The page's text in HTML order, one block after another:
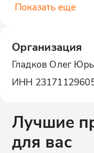
Показать еще
Организация
Гладков Олег
ИНН
Лучшие
для вас